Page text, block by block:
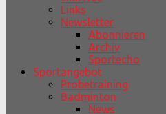
Links
Newsletter
Abonnieren
Archiv
Sportecho
Sportangebot
Probetraining
Badminton
News